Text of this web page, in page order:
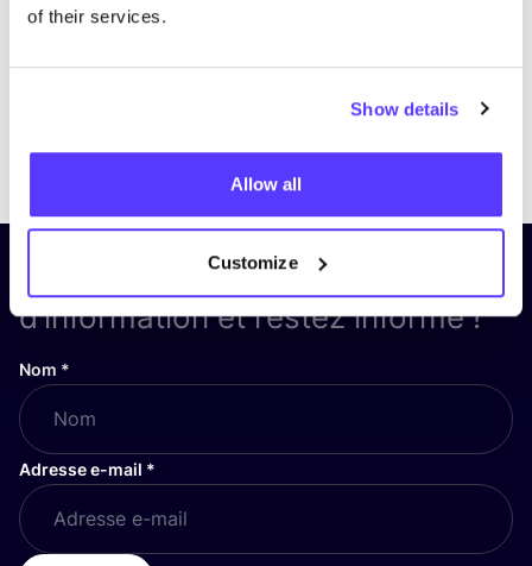
of their services.
Show details
Allow all
Customize
Inscrivez-vous à notre lettre
d’information et restez informé !
Nom *
Adresse e-mail *